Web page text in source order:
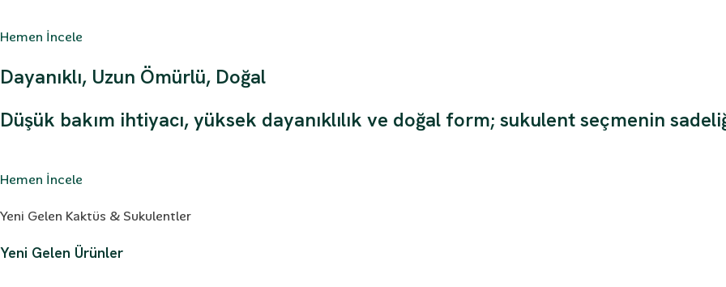
Hemen İncele
Dayanıklı, Uzun Ömürlü, Doğal
Düşük bakım ihtiyacı, yüksek dayanıklılık ve doğal form; sukulent seçmenin
Hemen İncele
Yeni Gelen Kaktüs & Sukulentler
Yeni Gelen Ürünler